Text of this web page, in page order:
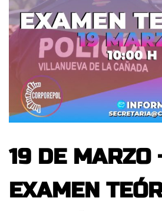
19 DE MARZO
EXAMEN